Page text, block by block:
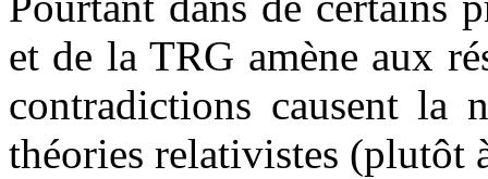
et de la TRG amène aux
contradictions causent la
théories relativistes (plutôt